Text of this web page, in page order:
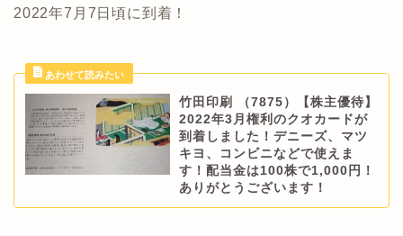
2022年7月7日頃に到着！
竹田印刷 （7875）【株主優待】
2022年3月権利のクオカードが
到着しました！デニーズ、マツ
キヨ、コンビニなどで使えま
す！配当金は100株で1,000円！
ありがとうございます！